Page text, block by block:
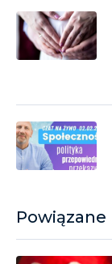
Powiązane